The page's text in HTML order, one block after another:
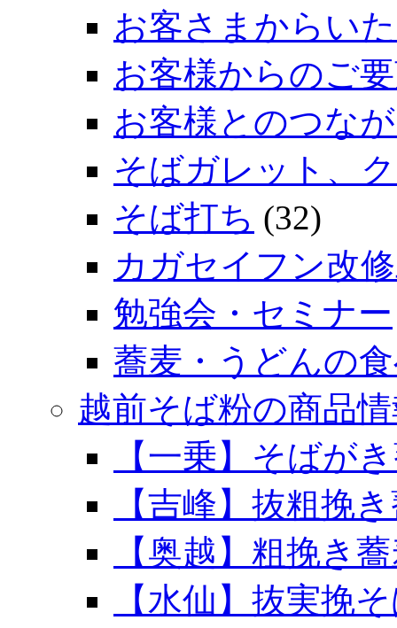
お客さまからい
お客様からのご
お客様とのつな
そばガレット、
そば打ち (32)
カガセイフン改
勉強会・セミナー
蕎麦・うどんの
越前そば粉の商品
【一乗】そばが
【吉峰】抜粗挽
【奥越】粗挽き
【水仙】抜実挽